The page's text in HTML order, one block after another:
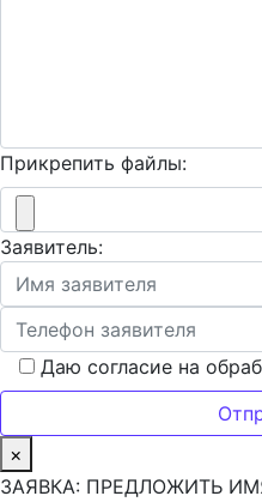
Прикрепить файлы:
Заявитель:
Даю согласие на
×
ЗАЯВКА: ПРЕДЛОЖИТЬ